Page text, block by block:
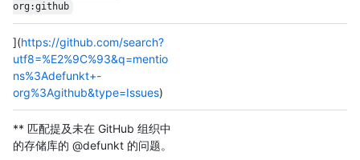
org:github
](https://github.com/search?
utf8=%E2%9C%93&q=mentio
ns%3Adefunkt+-
org%3Agithub&type=Issues)
** 匹配提及未在 GitHub 组织中
的存储库的 @defunkt 的问题。